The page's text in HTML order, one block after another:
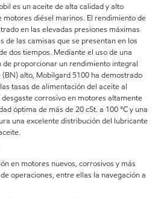
es un aceite de alta calidad y alto
diésel marinos. El rendimiento de
en las elevadas presiones máximas
de las camisas que se presentan en los
dos tiempos. Mediante el uso de una
proporcionar un rendimiento integral
alto, Mobilgard 5100 ha demostrado
tasas de alimentación del aceite al
corrosivo en motores altamente
óptima de más de 20 cSt. a 100 °C y una
una excelente distribución del lubricante
en motores nuevos, corrosivos y más
operaciones, entre ellas la navegación a